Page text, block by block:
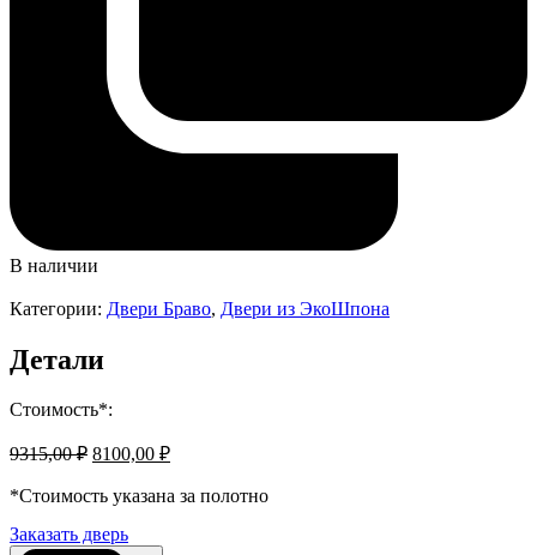
В наличии
Категории: Двери Браво, Двери из ЭкоШпона
Детали
Стоимость*:
9315,00₽ Первоначальная
составляла
8100,00 ₽Текущая
8100,00 ₽.
*Стоимость указана за полотно
Заказать дверь